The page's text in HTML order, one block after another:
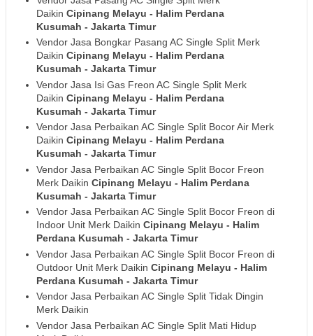
Daikin Cipinang Melayu - Halim Perdana
Kusumah - Jakarta Timur
Vendor Jasa Bongkar Pasang AC Single Split Merk
Daikin Cipinang Melayu - Halim Perdana
Kusumah - Jakarta Timur
Vendor Jasa Isi Gas Freon AC Single Split Merk
Daikin Cipinang Melayu - Halim Perdana
Kusumah - Jakarta Timur
Vendor Jasa Perbaikan AC Single Split Bocor Air Merk
Daikin Cipinang Melayu - Halim Perdana
Kusumah - Jakarta Timur
Vendor Jasa Perbaikan AC Single Split Bocor Freon
Merk Daikin Cipinang Melayu - Halim Perdana
Kusumah - Jakarta Timur
Vendor Jasa Perbaikan AC Single Split Bocor Freon di
Indoor Unit Merk Daikin Cipinang Melayu - Halim
Perdana Kusumah - Jakarta Timur
Vendor Jasa Perbaikan AC Single Split Bocor Freon di
Outdoor Unit Merk Daikin Cipinang Melayu - Halim
Perdana Kusumah - Jakarta Timur
Vendor Jasa Perbaikan AC Single Split Tidak Dingin
Merk Daikin
Vendor Jasa Perbaikan AC Single Split Mati Hidup